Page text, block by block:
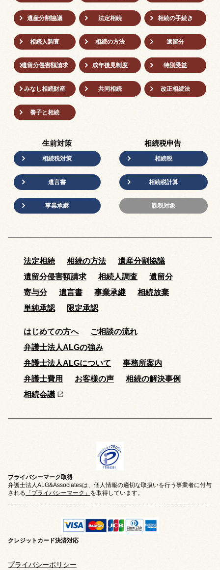
遺産分割協議 法定相続 相続の⼿続き
相続人調査 相続の方法 遺留分
遺留分侵害額請求 成年後⾒制度 特別受益
みなし相続財産 共同相続 改正相続法
養子と相続
生前対策
相続税対策
遺言書
事業承継
相続税申告
相続税
相続税計算
課税対象
法定相続 相続の方法
遺産分割協議
遺留分侵害額請求
相続人調査
遺留分
寄与分
遺言書 事業承継
相続放棄
単純承認
限定承認
はじめての方へ
ご相談の流れ
弁護士法人ALGの強み
弁護士法人ALGについて
事務所案内
弁護士費用
お客様の声
相続の解決事例
相続会議
プライバシーマーク取得
弁護士法人ALG&Associatesは、個人情報の適切な取扱いを行う事業者に付与
される 「プライバシーマーク」 を取得しています。
クレジットカード決済対応
プライバシーポリシー